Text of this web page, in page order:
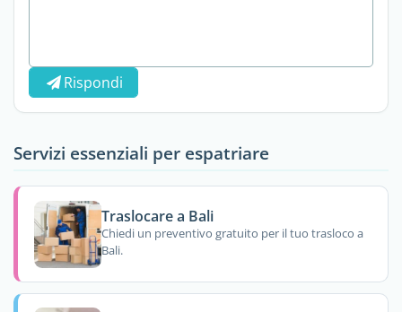
Rispondi
Servizi essenziali per espatriare
Traslocare a Bali
Chiedi un preventivo gratuito per il tuo trasloco a
Bali.